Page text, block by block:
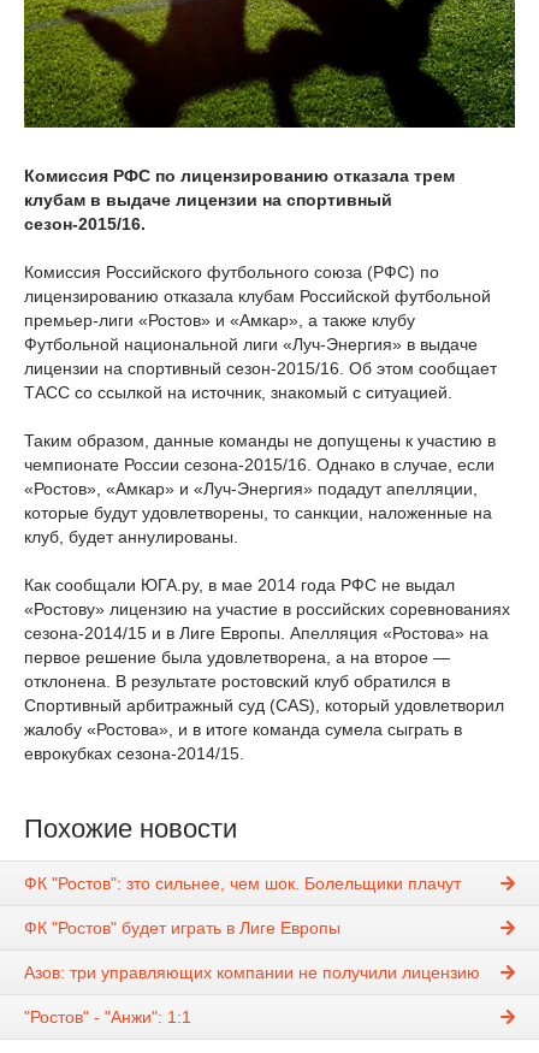
Комиссия РФС по лицензированию отказала трем
клубам в выдаче лицензии на спортивный
сезон-2015/16.
Комиссия Российского футбольного союза (РФС) по
лицензированию отказала клубам Российской футбольной
премьер-лиги «Ростов» и «Амкар», а также клубу
Футбольной национальной лиги «Луч-Энергия» в выдаче
лицензии на спортивный сезон-2015/16. Об этом сообщает
ТАСС со ссылкой на источник, знакомый с ситуацией.
Таким образом, данные команды не допущены к участию в
чемпионате России сезона-2015/16. Однако в случае, если
«Ростов», «Амкар» и «Луч-Энергия» подадут апелляции,
которые будут удовлетворены, то санкции, наложенные на
клуб, будет аннулированы.
Как сообщали ЮГА.ру, в мае 2014 года РФС не выдал
«Ростову» лицензию на участие в российских соревнованиях
сезона-2014/15 и в Лиге Европы. Апелляция «Ростова» на
первое решение была удовлетворена, а на второе —
отклонена. В результате ростовский клуб обратился в
Спортивный арбитражный суд (CAS), который удовлетворил
жалобу «Ростова», и в итоге команда сумела сыграть в
еврокубках сезона-2014/15.
Похожие новости
ФК "Ростов": зто сильнее, чем шок. Болельщики плачут
ФК "Ростов" будет играть в Лиге Европы
Азов: три управляющих компании не получили лицензию
"Ростов" - "Анжи": 1:1